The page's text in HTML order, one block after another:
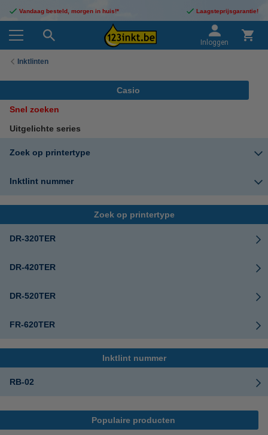
Vandaag besteld, morgen in huis!* Laagsteprijsgarantie!
Inloggen
Inktlinten
Casio
Snel zoeken
Uitgelichte series
Zoek op printertype
Inktlint nummer
Zoek op printertype
DR-320TER
DR-420TER
DR-520TER
FR-620TER
Inktlint nummer
RB-02
Populaire producten